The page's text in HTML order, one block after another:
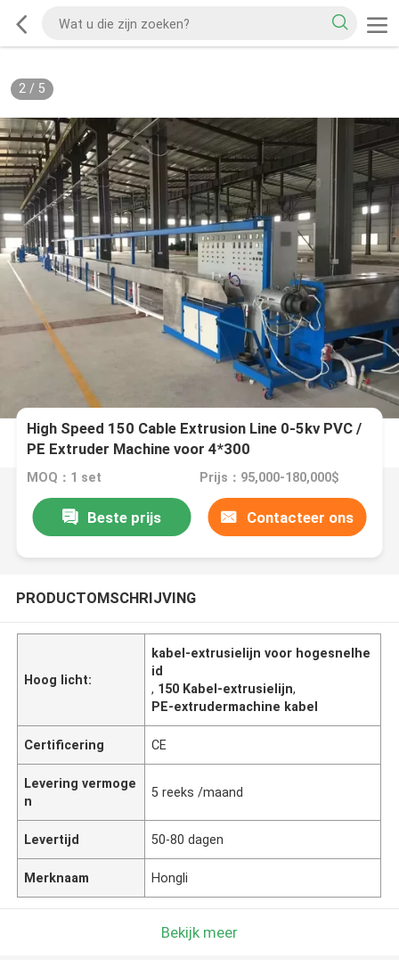
2/ 5
High Speed 150 Cable Extrusion Line 0-5kv PVC /
PE Extruder Machine voor 4*300
MOQ：1 set Prijs：95,000-180,000$
Beste prijs Contacteer ons
PRODUCTOMSCHRIJVING
Hoog licht:
kabel-extrusielijn voor hogesnelhe
id
, 150 Kabel-extrusielijn,
PE-extrudermachine kabel
Certificering CE
Levering vermoge
n
5 reeks /maand
Levertijd 50-80 dagen
Merknaam Hongli
Bekijk meer